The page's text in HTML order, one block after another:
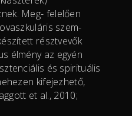
Meg- felelően
szem-
résztvevők
élmény az egyén
és spirituális
kifejezhető,
et al., 2010;